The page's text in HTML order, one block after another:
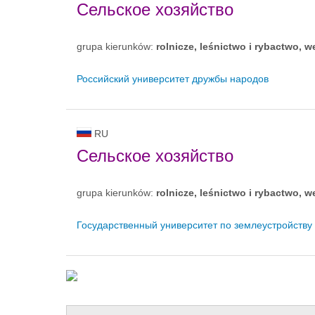
Сельское хозяйство
grupa kierunków: rolnicze, leśnictwo i rybactwo,
Российский университет дружбы народов
RU
Сельское хозяйство
grupa kierunków: rolnicze, leśnictwo i rybactwo,
Государственный университет по землеустройству